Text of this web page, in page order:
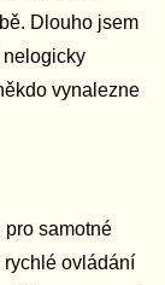
Dlouho jsem
nelogicky
vynalezne
samotné
rychlé ovládání